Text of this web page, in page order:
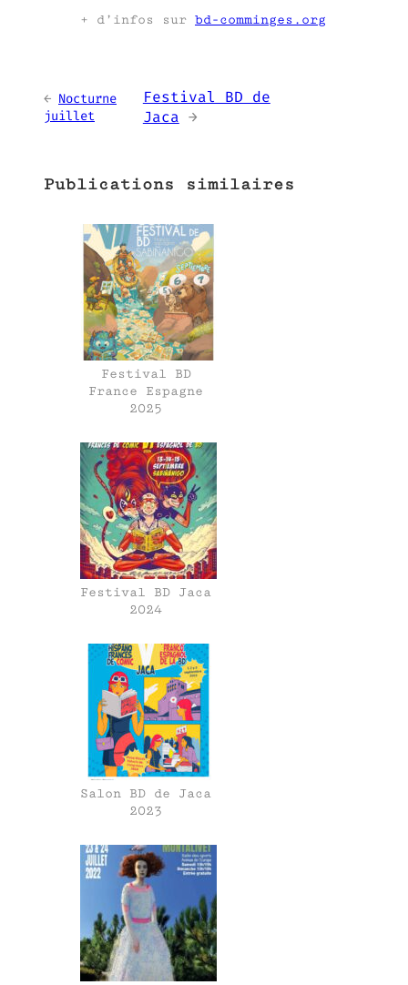
+ d’infos sur bd-comminges.org
← Nocturne
juillet
Festival BD de
Jaca →
Publications similaires
Festival BD
France Espagne
2025
Festival BD Jaca
2024
Salon BD de Jaca
2023